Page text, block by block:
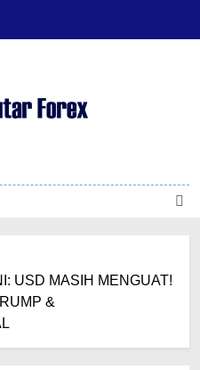
USD MASIH MENGUAT!
&